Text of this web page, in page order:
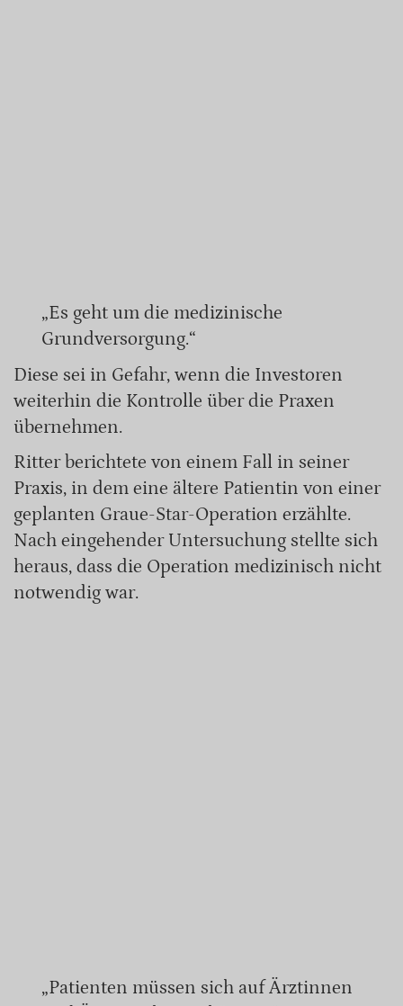
„Es geht um die medizinische
Grundversorgung.“
Diese sei in Gefahr, wenn die Investoren
weiterhin die Kontrolle über die Praxen
übernehmen.
Ritter berichtete von einem Fall in seiner
Praxis, in dem eine ältere Patientin von einer
geplanten Graue-Star-Operation erzählte.
Nach eingehender Untersuchung stellte sich
heraus, dass die Operation medizinisch nicht
notwendig war.
„Patienten müssen sich auf Ärztinnen